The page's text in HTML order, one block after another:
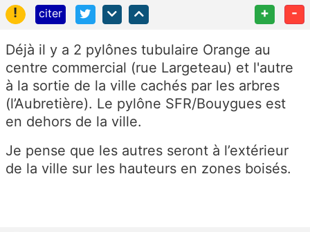
!
citer + -
Déjà il y a 2 pylônes tubulaire Orange au
centre commercial (rue Largeteau) et l'autre
à la sortie de la ville cachés par les arbres
(l’Aubretière). Le pylône SFR/Bouygues est
en dehors de la ville.
Je pense que les autres seront à l’extérieur
de la ville sur les hauteurs en zones boisés.